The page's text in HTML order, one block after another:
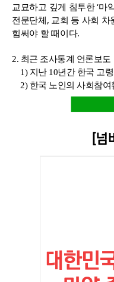
교묘하고 깊게 침투한 ‘마
전문단체, 교회 등 사회
힘써야 할 때이다.
2. 최근 조사통계 언론보도
1) 지난 10년간 한국 고
2) 한국 노인의 사회참여